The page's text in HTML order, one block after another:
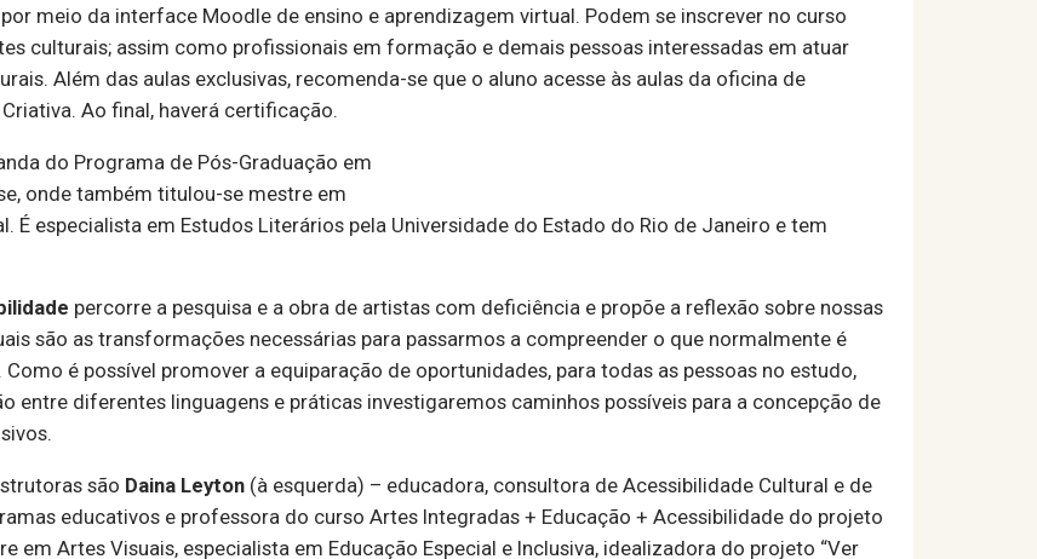
meio da interface Moodle de ensino e aprendizagem virtual. Podem se inscrever no curso
culturais; assim como profissionais em formação e demais pessoas interessadas em atuar
Além das aulas exclusivas, recomenda-se que o aluno acesse às aulas da oficina de
Ao final, haverá certificação.
do Programa de Pós-Graduação em
onde também titulou-se mestre em
É especialista em Estudos Literários pela Universidade do Estado do Rio de Janeiro e tem
percorre a pesquisa e a obra de artistas com deficiência e propõe a reflexão sobre nossas
são as transformações necessárias para passarmos a compreender o que normalmente é
é possível promover a equiparação de oportunidades, para todas as pessoas no estudo,
entre diferentes linguagens e práticas investigaremos caminhos possíveis para a concepção de
são Daina Leyton (à esquerda) – educadora, consultora de Acessibilidade Cultural e de
educativos e professora do curso Artes Integradas + Educação + Acessibilidade do projeto
em Artes Visuais, especialista em Educação Especial e Inclusiva, idealizadora do projeto “Ver